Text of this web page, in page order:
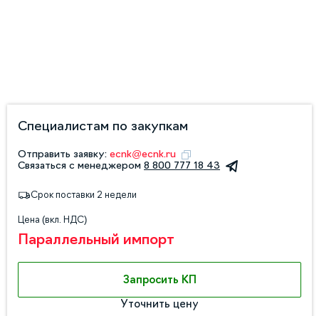
Специалистам по закупкам
Отправить заявку: ecnk@ecnk.ru
Связаться с менеджером 8 800 777 18 43
Срок поставки 2 недели
Цена (вкл. НДС)
Параллельный импорт
Запросить КП
Уточнить цену